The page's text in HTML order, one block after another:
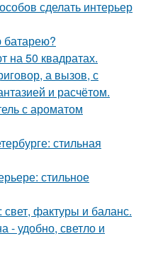
сделать интерьер
батарею?
на 50 квадратах.
а вызов, с
и расчётом.
с ароматом
стильная
стильное
свет, фактуры и баланс.
- удобно, светло и